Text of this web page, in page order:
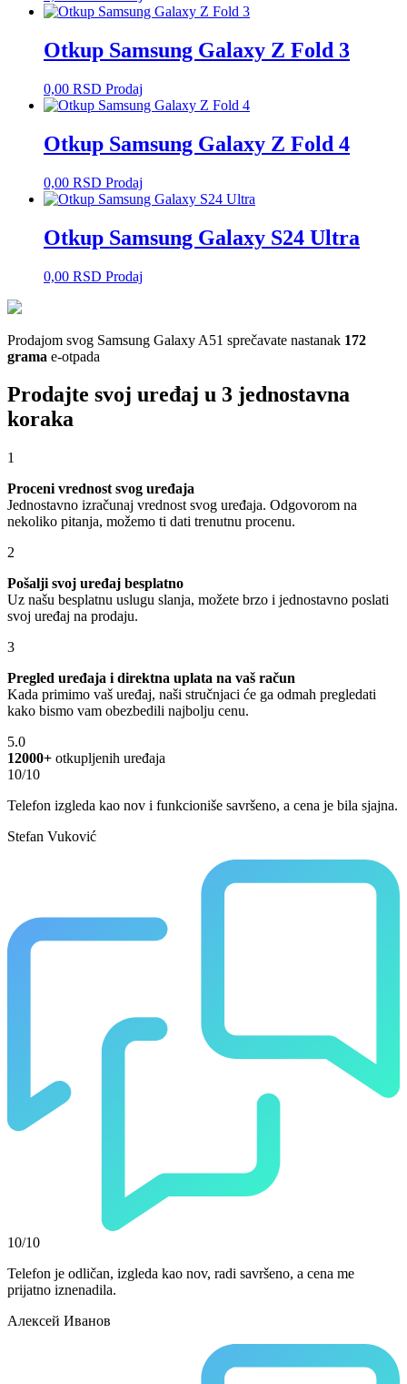
Otkup Samsung Galaxy Z Fold 3
0,00 RSD Prodaj
Otkup Samsung Galaxy Z Fold 4
0,00 RSD Prodaj
Otkup Samsung Galaxy S24 Ultra
0,00 RSD Prodaj
Prodajom svog Samsung Galaxy A51 sprečavate nastanak 172
grama e-otpada
Prodajte svoj uređaj u 3 jednostavna
koraka
1
Proceni vrednost svog uređaja
Jednostavno izračunaj vrednost svog uređaja. Odgovorom na
nekoliko pitanja, možemo ti dati trenutnu procenu.
2
Pošalji svoj uređaj besplatno
Uz našu besplatnu uslugu slanja, možete brzo i jednostavno poslati
svoj uređaj na prodaju.
3
Pregled uređaja i direktna uplata na vaš račun
Kada primimo vaš uređaj, naši stručnjaci će ga odmah pregledati
kako bismo vam obezbedili najbolju cenu.
5.0
12000+ otkupljenih uređaja
10/10
Telefon izgleda kao nov i funkcioniše savršeno, a cena je bila sjajna.
Stefan Vuković
10/10
Telefon je odličan, izgleda kao nov, radi savršeno, a cena me
prijatno iznenadila.
Алексей Иванов